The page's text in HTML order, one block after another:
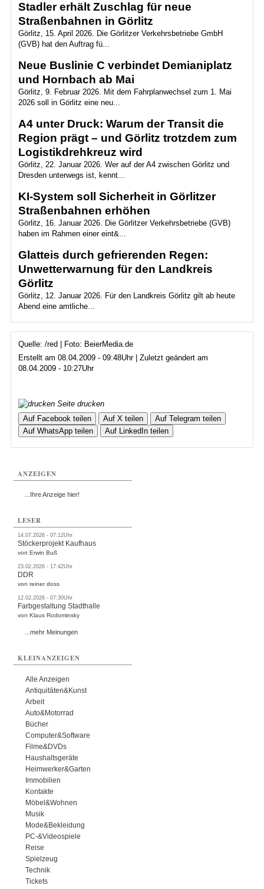
Stadler erhält Zuschlag für neue
Straßenbahnen in Görlitz
Görlitz, 15. April 2026. Die Görlitzer Verkehrsbetriebe GmbH
(GVB) hat den Auftrag fü...
Neue Buslinie C verbindet Demianiplatz
und Hornbach ab Mai
Görlitz, 9. Februar 2026. Mit dem Fahrplanwechsel zum 1. Mai
2026 soll in Görlitz eine neu...
A4 unter Druck: Warum der Transit die
Region prägt – und Görlitz trotzdem zum
Logistikdrehkreuz wird
Görlitz, 22. Januar 2026. Wer auf der A4 zwischen Görlitz und
Dresden unterwegs ist, kennt...
KI-System soll Sicherheit in Görlitzer
Straßenbahnen erhöhen
Görlitz, 16. Januar 2026. Die Görlitzer Verkehrsbetriebe (GVB)
haben im Rahmen einer eint&...
Glatteis durch gefrierenden Regen:
Unwetterwarnung für den Landkreis
Görlitz
Görlitz, 12. Januar 2026. Für den Landkreis Görlitz gilt ab heute
Abend eine amtliche...
Quelle: /red | Foto: BeierMedia.de
Erstellt am 08.04.2009 - 09:48Uhr | Zuletzt geändert am
08.04.2009 - 10:27Uhr
Seite drucken
Auf Facebook teilen
Auf X teilen
Auf Telegram teilen
Auf WhatsApp teilen
Auf LinkedIn teilen
ANZEIGEN
...Ihre Anzeige hier!
LESER
14.07.2026 - 07:12Uhr
Stöckerprojekt Kaufhaus
von Erwin Buß
23.02.2026 - 17:42Uhr
DDR
von reiner doss
12.02.2026 - 07:30Uhr
Farbgestaltung Stadthalle
von Klaus Rodominsky
...mehr Meinungen
KLEINANZEIGEN
Alle Anzeigen
Antiquitäten&Kunst
Arbeit
Auto&Motorrad
Bücher
Computer&Software
Filme&DVDs
Haushaltsgeräte
Heimwerker&Garten
Immobilien
Kontakte
Möbel&Wohnen
Musik
Mode&Bekleidung
PC-&Videospiele
Reise
Spielzeug
Technik
Tickets